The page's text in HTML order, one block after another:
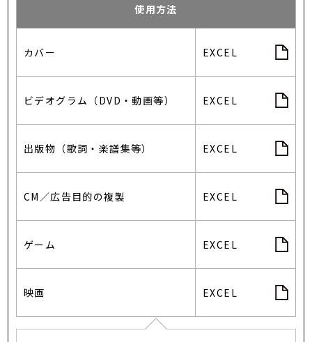
使用方法
カバー EXCEL
ビデオグラム（DVD・動画等） EXCEL
出版物（歌詞・楽譜集等） EXCEL
CM／広告目的の複製 EXCEL
ゲーム EXCEL
映画 EXCEL